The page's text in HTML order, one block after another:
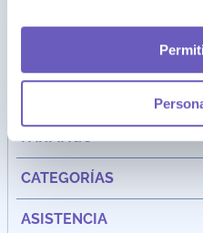
Av. Santa
FARMAGO
CATEGORÍAS
ASISTENCIA